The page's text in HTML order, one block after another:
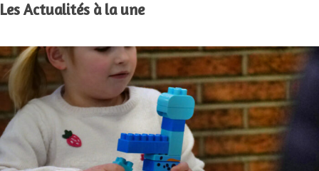
Les Actualités à la une